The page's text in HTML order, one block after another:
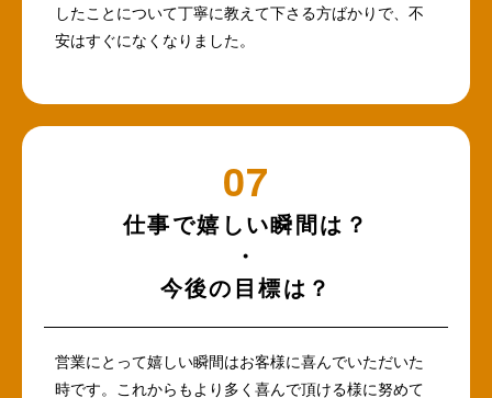
したことについて丁寧に教えて下さる方ばかりで、不
安はすぐになくなりました。
仕事で嬉しい瞬間は？
・
今後の目標は？
営業にとって嬉しい瞬間はお客様に喜んでいただいた
時です。これからもより多く喜んで頂ける様に努めて